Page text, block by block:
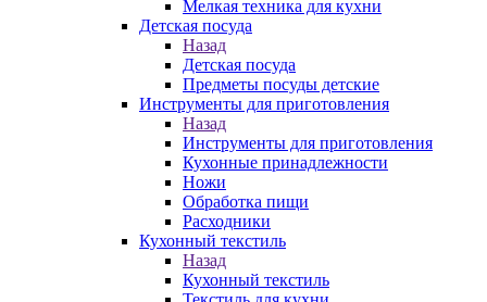
Мелкая техника для кухни
Детская посуда
Назад
Детская посуда
Предметы посуды детские
Инструменты для приготовления
Назад
Инструменты для приготовления
Кухонные принадлежности
Ножи
Обработка пищи
Расходники
Кухонный текстиль
Назад
Кухонный текстиль